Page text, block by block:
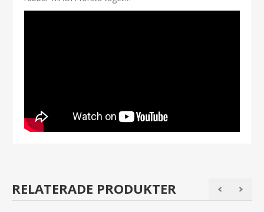
RELATERADE PRODUKTER